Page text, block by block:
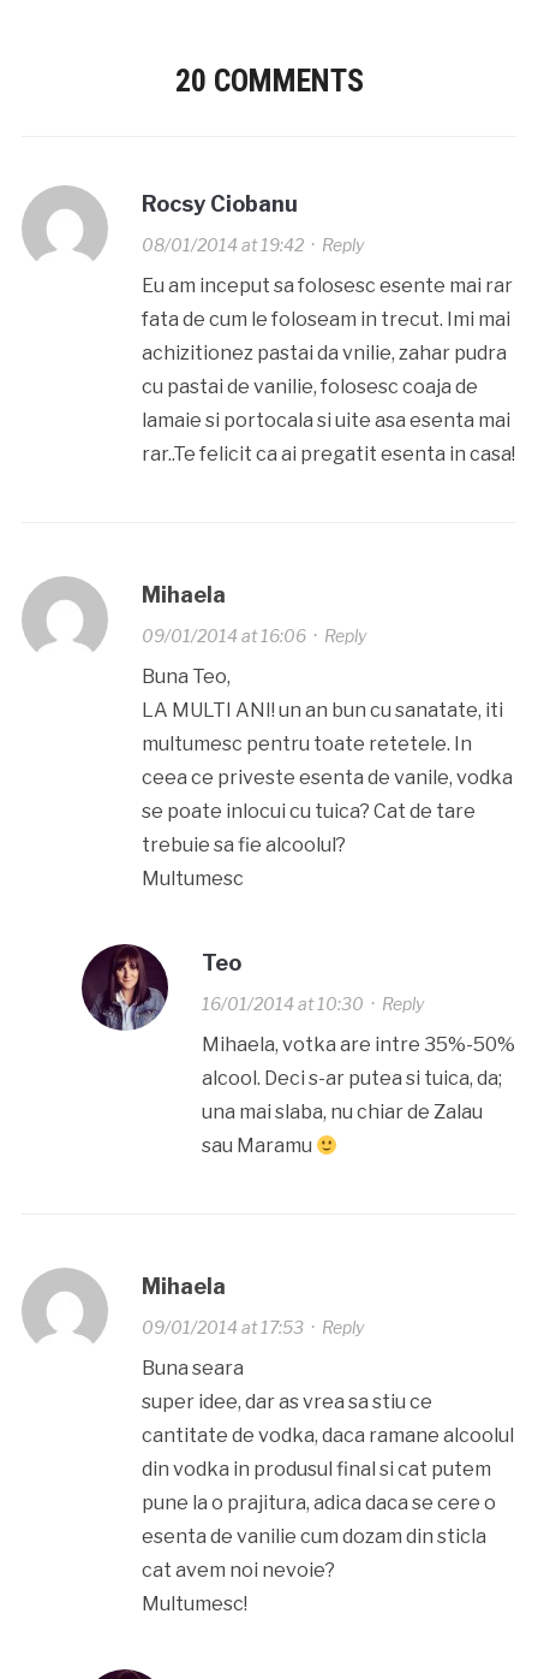
20 COMMENTS
Rocsy Ciobanu
08/01/2014 at 19:42· Reply
Eu am inceput sa folosesc esente mai rar
fata de cum le foloseam in trecut. Imi mai
achizitionez pastai da vnilie, zahar pudra
cu pastai de vanilie, folosesc coaja de
lamaie si portocala si uite asa esenta mai
rar..Te felicit ca ai pregatit esenta in casa!
Mihaela
09/01/2014 at 16:06· Reply
Buna Teo,
LA MULTI ANI! un an bun cu sanatate, iti
multumesc pentru toate retetele. In
ceea ce priveste esenta de vanile, vodka
se poate inlocui cu tuica? Cat de tare
trebuie sa fie alcoolul?
Multumesc
Teo
16/01/2014 at 10:30 · Reply
Mihaela, votka are intre 35%-50%
alcool. Deci s-ar putea si tuica, da;
una mai slaba, nu chiar de Zalau
sau Maramu
Mihaela
09/01/2014 at 17:53· Reply
Buna seara
super idee, dar as vrea sa stiu ce
cantitate de vodka, daca ramane alcoolul
din vodka in produsul final si cat putem
pune la o prajitura, adica daca se cere o
esenta de vanilie cum dozam din sticla
cat avem noi nevoie?
Multumesc!